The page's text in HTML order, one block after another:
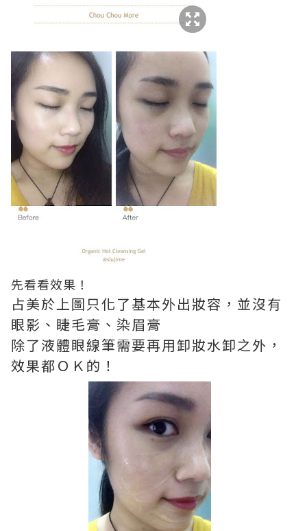
先看看效果！
占美於上圖只化了基本外出妝容，並沒有
眼影、睫毛膏、染眉膏
除了液體眼線筆需要再用卸妝水卸之外，
效果都ＯＫ的！